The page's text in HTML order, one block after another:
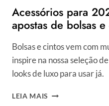
Acessórios para
apostas de bolsas
Bolsas e cintos vem com
inspire na nossa seleção
looks de luxo para usar já.
LEIA MAIS ACESSÓRIOS